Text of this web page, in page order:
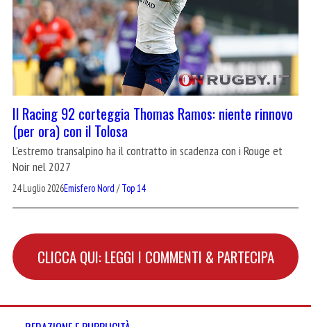
Il Racing 92 corteggia Thomas Ramos: niente rinnovo
(per ora) con il Tolosa
L'estremo transalpino ha il contratto in scadenza con i Rouge et
Noir nel 2027
24 Luglio 2026Emisfero Nord /Top 14
CLICCA QUI: LEGGI I COMMENTI & PARTECIPA